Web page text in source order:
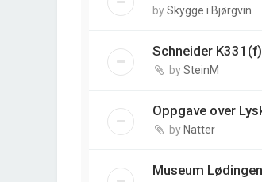
bySkygge i Bjørgvin
Schneider
bySteinM
Oppgave over
by Natter
Museum